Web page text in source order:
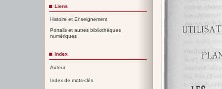
Liens
Histoire et Enseignement
Portails et autres bibliothèques
numériques
Index
Auteur
Index de mots-clés